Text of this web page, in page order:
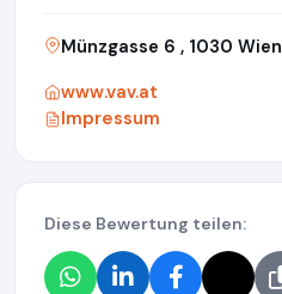
Münzgasse 6 , 1030 Wien
www.vav.at
Impressum
Diese Bewertung teilen: